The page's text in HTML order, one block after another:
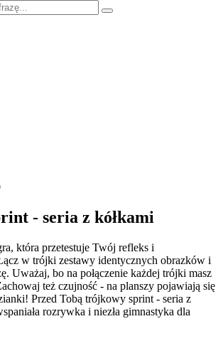
- seria z kółkami
która przetestuje Twój refleks i
w trójki zestawy identycznych obrazków i
Uważaj, bo na połączenie każdej trójki masz
też czujność - na planszy pojawiają się
Przed Tobą trójkowy sprint - seria z
rozrywka i niezła gimnastyka dla